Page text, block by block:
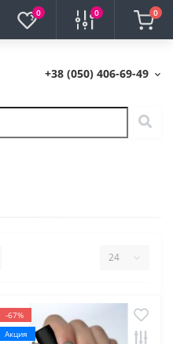
0 0 0
+38 (050) 406-69-49
-67%
Акция